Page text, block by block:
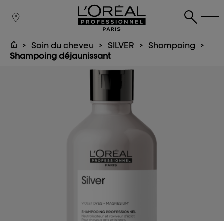
Soin du cheveu SILVER
Shampoing
Shampoing déjaunissant